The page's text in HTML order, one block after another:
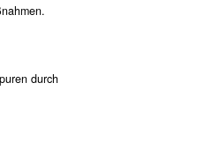
durch